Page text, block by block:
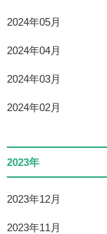
2024年05月
2024年04月
2024年03月
2024年02月
2023年
2023年12月
2023年11月